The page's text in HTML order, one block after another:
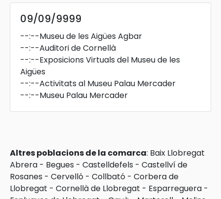
09/09/9999
--:--Museu de les Aigües Agbar
--:--Auditori de Cornellà
--:--Exposicions Virtuals del Museu de les
Aigües
--:--Activitats al Museu Palau Mercader
--:--Museu Palau Mercader
Altres poblacions de la comarca: Baix Llobregat
Abrera - Begues - Castelldefels - Castellví de
Rosanes - Cervelló - Collbató - Corbera de
Llobregat - Cornellà de Llobregat - Esparreguera -